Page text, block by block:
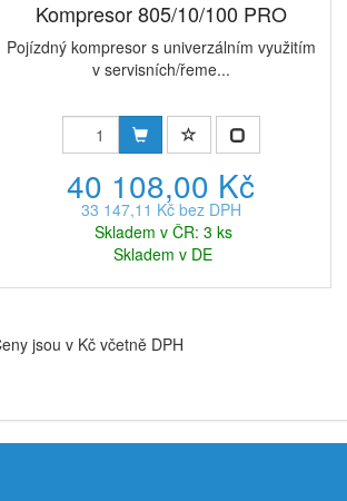
Kompresor 805/10/100 PRO
Pojízdný kompresor s univerzálním využitím
v servisních/řeme...
40 108,00 Kč
33 147,11 Kč bez DPH
Skladem v ČR: 3 ks
Skladem v DE
jsou v Kč včetně DPH